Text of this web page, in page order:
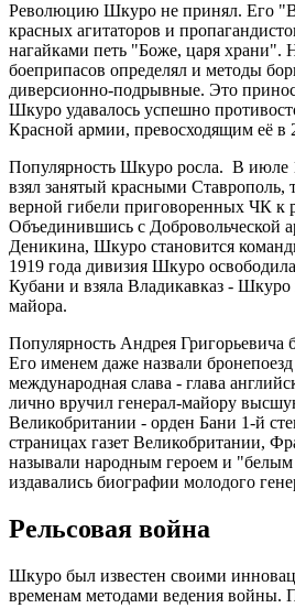
Революцию Шкуро не принял. Его
красных агитаторов и
нагайками петь "Боже, царя храни".
боеприпасов определял и методы
диверсионно-подрывные. Это
Шкуро удавалось успешно
Красной армии, превосходящим её в
Популярность Шкуро росла. В июле
взял занятый красными Ставрополь,
верной гибели приговоренных ЧК к
Объединившись с Добровольческой
Деникина, Шкуро становится
1919 года дивизия Шкуро
Кубани и взяла Владикавказ - Шкуро
майора.
Популярность Андрея
Его именем даже назвали
международная слава - глава
лично вручил генерал-майору
Великобритании - орден Бани 1-й
страницах газет Великобритании,
называли народным героем и "белым
издавались биографии молодого
Рельсовая война
Шкуро был известен своими
временам методами ведения войны.